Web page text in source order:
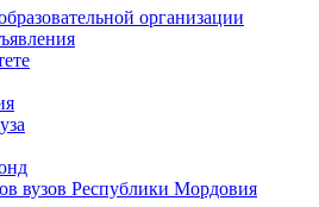
организации
вузов Республики Мордовия